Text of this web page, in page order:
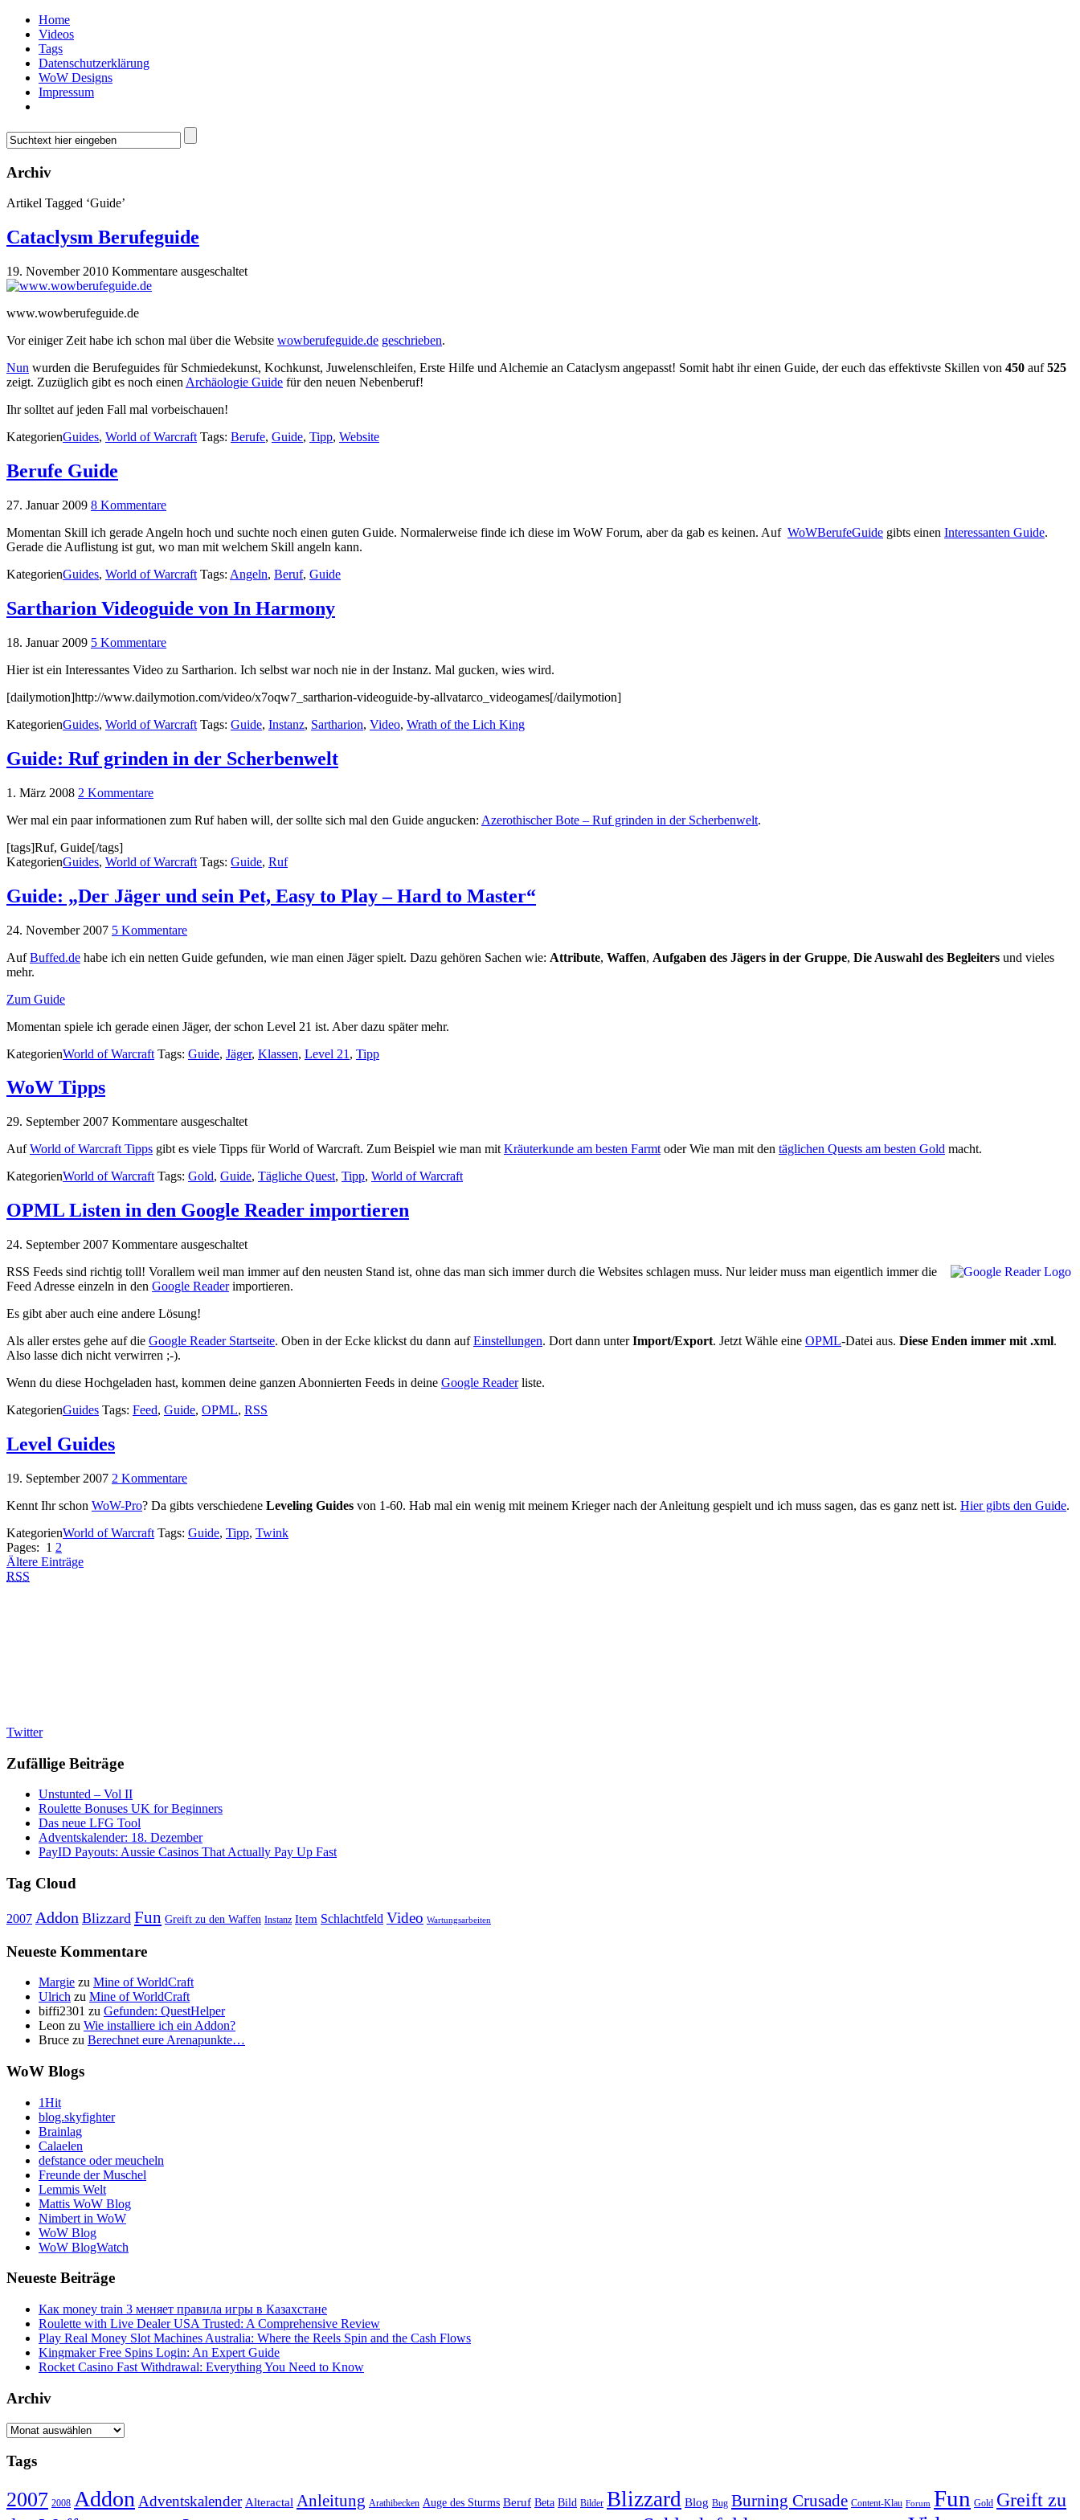
Home
Videos
Tags
Datenschutzerklärung
WoW Designs
Impressum
Archiv
Artikel Tagged ‘Guide’
Cataclysm Berufeguide
19. November 2010 Kommentare ausgeschaltet
www.wowberufeguide.de
Vor einiger Zeit habe ich schon mal über die Website wowberufeguide.de geschrieben.
Nun wurden die Berufeguides für Schmiedekunst, Kochkunst, Juwelenschleifen, Erste Hilfe und Alchemie an Cataclysm angepasst! Somit habt ihr einen Guide, der euch das effektivste Skillen von 450 auf525
zeigt. Zuzüglich gibt es noch einen Archäologie Guide für den neuen Nebenberuf!
Ihr solltet auf jeden Fall mal vorbeischauen!
KategorienGuides, World of Warcraft Tags: Berufe, Guide, Tipp, Website
Berufe Guide
27. Januar 2009 8 Kommentare
Momentan Skill ich gerade Angeln hoch und suchte noch einen guten Guide. Normalerweise finde ich diese im WoW Forum, aber da gab es keinen. Auf WoWBerufeGuide gibts einen Interessanten Guide.
Gerade die Auflistung ist gut, wo man mit welchem Skill angeln kann.
KategorienGuides, World of Warcraft Tags: Angeln, Beruf, Guide
Sartharion Videoguide von In Harmony
18. Januar 2009 5 Kommentare
Hier ist ein Interessantes Video zu Sartharion. Ich selbst war noch nie in der Instanz. Mal gucken, wies wird.
[dailymotion]http://www.dailymotion.com/video/x7oqw7_sartharion-videoguide-by-allvatarco_videogames[/dailymotion]
KategorienGuides, World of Warcraft Tags: Guide, Instanz, Sartharion, Video, Wrath of the Lich King
Guide: Ruf grinden in der Scherbenwelt
1. März 2008 2 Kommentare
Wer mal ein paar informationen zum Ruf haben will, der sollte sich mal den Guide angucken: Azerothischer Bote – Ruf grinden in der Scherbenwelt.
[tags]Ruf, Guide[/tags]
KategorienGuides, World of Warcraft Tags: Guide, Ruf
Guide: „Der Jäger und sein Pet, Easy to Play – Hard to Master“
24. November 2007 5 Kommentare
AufBuffed.de habe ich ein netten Guide gefunden, wie man einen Jäger spielt. Dazu gehören Sachen wie: Attribute, Waffen, Aufgaben des Jägers in der Gruppe, Die Auswahl des Begleiters und vieles
mehr.
Zum Guide
Momentan spiele ich gerade einen Jäger, der schon Level 21 ist. Aber dazu später mehr.
KategorienWorld of Warcraft Tags: Guide, Jäger, Klassen, Level 21 , Tipp
WoW Tipps
29. September 2007 Kommentare ausgeschaltet
AufWorld of Warcraft Tipps gibt es viele Tipps für World of Warcraft. Zum Beispiel wie man mit Kräuterkunde am besten Farmt oder Wie man mit den täglichen Quests am besten Gold macht.
KategorienWorld of Warcraft Tags: Gold, Guide, Tägliche Quest, Tipp, World of Warcraft
OPML Listen in den Google Reader importieren
24. September 2007 Kommentare ausgeschaltet
RSS Feeds sind richtig toll! Vorallem weil man immer auf den neusten Stand ist, ohne das man sich immer durch die Websites schlagen muss. Nur leider muss man eigentlich immer die
Feed Adresse einzeln in den Google Readerimportieren.
Es gibt aber auch eine andere Lösung!
Als aller erstes gehe auf die Google Reader Startseite. Oben in der Ecke klickst du dann aufEinstellungen. Dort dann unterImport/Export. Jetzt Wähle eine OPML-Datei aus. Diese Enden immer mit .xml.
Also lasse dich nicht verwirren ;-).
Wenn du diese Hochgeladen hast, kommen deine ganzen Abonnierten Feeds in deine Google Readerliste.
KategorienGuides Tags: Feed, Guide, OPML, RSS
Level Guides
19. September 2007 2 Kommentare
Kennt Ihr schon WoW-Pro? Da gibts verschiedene Leveling Guides von 1-60. Hab mal ein wenig mit meinem Krieger nach der Anleitung gespielt und ich muss sagen, das es ganz nett ist. Hier gibts den Guide.
KategorienWorld of Warcraft Tags: Guide, Tipp, Twink
Pages: 1 2
Ältere Einträge
RSS
Twitter
Zufällige Beiträge
Unstunted – Vol II
Roulette Bonuses UK for Beginners
Das neue LFG Tool
Adventskalender: 18. Dezember
PayID Payouts: Aussie Casinos That Actually Pay Up Fast
Tag Cloud
2007 Addon Blizzard Fun Greift zu den Waffen Instanz Item Schlachtfeld Video Wartungsarbeiten
Neueste Kommentare
Margie zu Mine of WorldCraft
Ulrich zu Mine of WorldCraft
biffi2301 zu Gefunden: QuestHelper
Leon zu Wie installiere ich ein Addon?
Bruce zu Berechnet eure Arenapunkte…
WoW Blogs
1Hit
blog.skyfighter
Brainlag
Calaelen
defstance oder meucheln
Freunde der Muschel
Lemmis Welt
Mattis WoW Blog
Nimbert in WoW
WoW Blog
WoW BlogWatch
Neueste Beiträge
Как money train 3 меняет правила игры в Казахстане
Roulette with Live Dealer USA Trusted: A Comprehensive Review
Play Real Money Slot Machines Australia: Where the Reels Spin and the Cash Flows
Kingmaker Free Spins Login: An Expert Guide
Rocket Casino Fast Withdrawal: Everything You Need to Know
Archiv
Archiv
Tags
2007 2008 Addon Adventskalender Alteractal Anleitung Arathibecken Auge des Sturms Beruf Beta Bild Bilder Blizzard Blog Bug Burning Crusade Content-Klau Forum Fun Gold Greift zu